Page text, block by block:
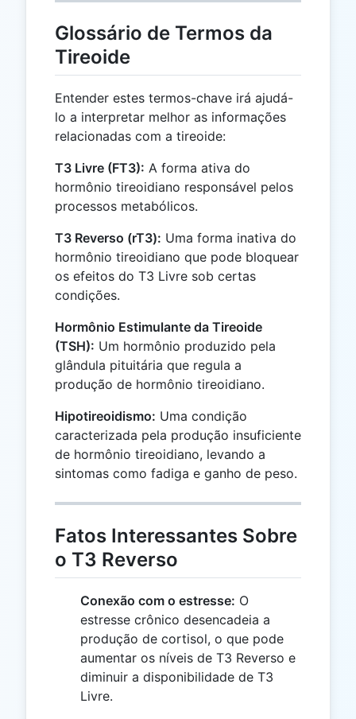
Glossário de Termos da
Tireoide
Entender estes termos-chave irá ajudá-
lo a interpretar melhor as informações
relacionadas com a tireoide:
T3 Livre (FT3): A forma ativa do
hormônio tireoidiano responsável pelos
processos metabólicos.
T3 Reverso (rT3): Uma forma inativa do
hormônio tireoidiano que pode bloquear
os efeitos do T3 Livre sob certas
condições.
Hormônio Estimulante da Tireoide
(TSH): Um hormônio produzido pela
glândula pituitária que regula a
produção de hormônio tireoidiano.
Hipotireoidismo: Uma condição
caracterizada pela produção insuficiente
de hormônio tireoidiano, levando a
sintomas como fadiga e ganho de peso.
Fatos Interessantes Sobre
o T3 Reverso
Conexão com o estresse: O
estresse crônico desencadeia a
produção de cortisol, o que pode
aumentar os níveis de T3 Reverso e
diminuir a disponibilidade de T3
Livre.